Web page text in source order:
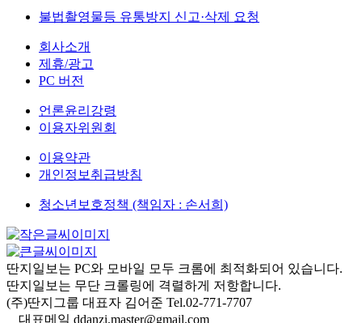
불법촬영물등 유통방지 신고·삭제 요청
회사소개
제휴/광고
PC 버전
언론윤리강령
이용자위원회
이용약관
개인정보취급방침
청소년보호정책 (책임자 : 손서희)
딴지일보는 PC와 모바일 모두 크롬에 최적화되어 있습니다.
딴지일보는 무단 크롤링에 격렬하게 저항합니다.
(주)딴지그룹 대표자 김어준 Tel.02-771-7707
대표메일 ddanzi.master@gmail.com